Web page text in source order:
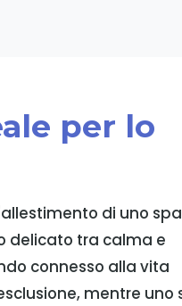
per lo
di uno
delicato tra calma e
connesso alla vita
mentre uno